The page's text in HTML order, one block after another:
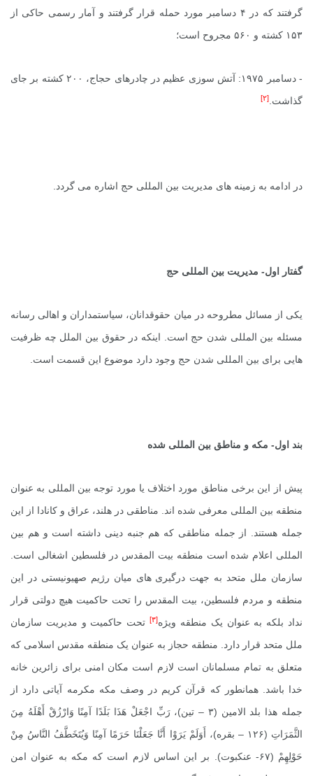
گرفتند که در ۴ دسامبر مورد حمله قرار گرفتند و آمار رسمی حاکی از
۱۵۳ کشته و ۵۶۰ مجروح است؛
- دسامبر ۱۹۷۵: آتش سوزی عظیم در چادرهای حجاج، ۲۰۰ کشته بر جای
گذاشت. [۲]
در ادامه به زمینه های مدیریت بین المللی حج اشاره می گردد.
گفتار اول- مدیریت بین المللی حج
یکی از مسائل مطروحه در میان حقوقدانان، سیاستمداران و اهالی رسانه
مسئله بین المللی شدن حج است. اینکه در حقوق بین الملل چه ظرفیت
هایی برای بین المللی شدن حج وجود دارد موضوع این قسمت است.
بند اول- مکه و مناطق بین المللی شده
پیش از این برخی مناطق مورد اختلاف یا مورد توجه بین المللی به عنوان
منطقه بین المللی معرفی شده اند. مناطقی در هلند، عراق و کانادا از این
جمله هستند. از جمله مناطقی که هم جنبه دینی داشته است و هم بین
المللی اعلام شده است منطقه بیت المقدس در فلسطین اشغالی است.
سازمان ملل متحد به جهت درگیری های میان رژیم صهیونیستی در این
منطقه و مردم فلسطین، بیت المقدس را تحت حاکمیت هیچ دولتی قرار
نداد بلکه به عنوان یک منطقه ویژه[۳]
تحت حاکمیت و مدیریت سازمان
ملل متحد قرار دارد. منطقه حجاز به عنوان یک منطقه مقدس اسلامی که
متعلق به تمام مسلمانان است لازم است مکان امنی برای زائرین خانه
خدا باشد. همانطور که قرآن کریم در وصف مکه مکرمه آیاتی دارد از
جمله هذا بلد الامین (۳ – تین)، رَبِّ اجْعَلْ هَذَا بَلَدًا آمِنًا وَارْزُقْ أَهْلَهُ مِنَ
الثَّمَرَاتِ (۱۲۶ – بقره)، أَوَلَمْ یَرَوْا أَنَّا جَعَلْنَا حَرَمًا آمِنًا وَیُتَخَطَّفُ النَّاسُ مِنْ
حَوْلِهِمْ (۶۷- عنکبوت). بر این اساس لازم است که مکه به عنوان امن